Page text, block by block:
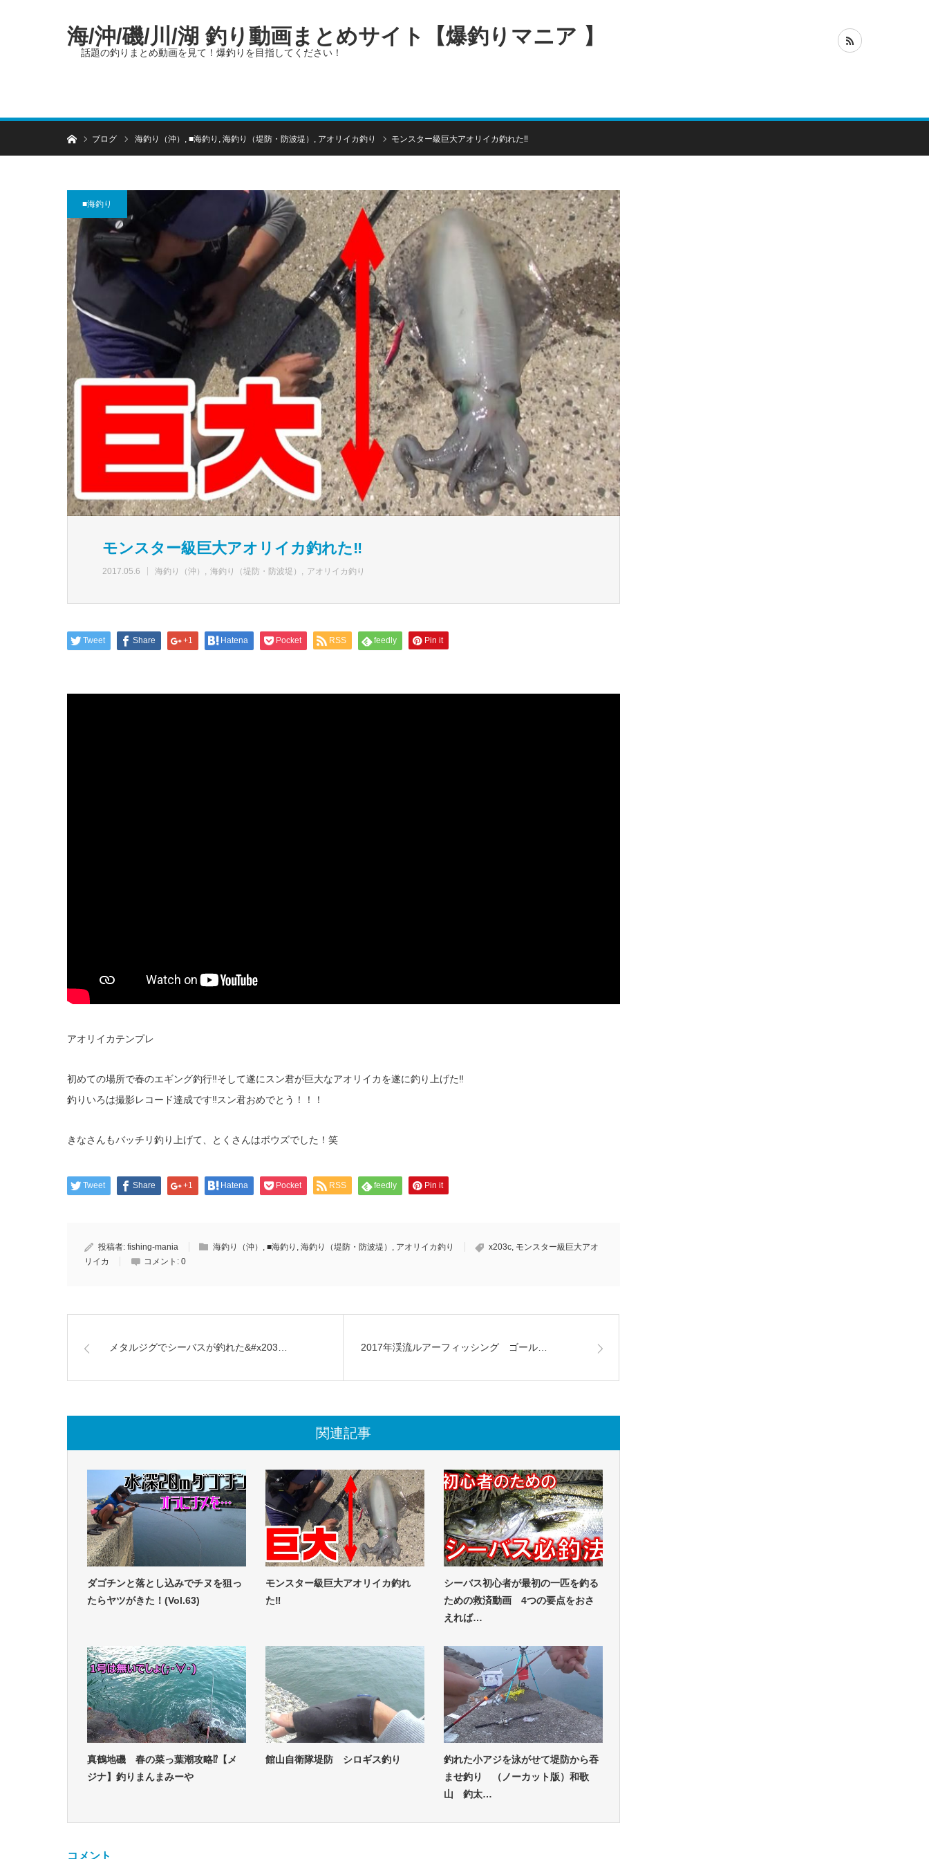
海/沖/磯/川/湖 釣り動画まとめサイト【爆釣りマニア 】
話題の釣りまとめ動画を見て！爆釣りを目指してください！
ホームブログ 海釣り（沖） , ■海釣り , 海釣り（堤防・防波堤） , アオリイカ釣り モンスター級巨大アオリイカ釣れた‼
■海釣り
モンスター級巨大アオリイカ釣れた‼
2017.05.6 海釣り（沖） 海釣り（堤防・防波堤） アオリイカ釣り
Tweet Share +1 Hatena Pocket RSS feedly Pin it
アオリイカテンプレ
初めての場所で春のエギング釣行‼そして遂にスン君が巨大なアオリイカを遂に釣り上げた‼
釣りいろは撮影レコード達成です‼スン君おめでとう！！！
きなさんもバッチリ釣り上げて、とくさんはボウズでした！笑
Tweet Share +1 Hatena Pocket RSS feedly Pin it
投稿者: fishing-mania 海釣り（沖） , ■海釣り , 海釣り（堤防・防波堤） , アオリイカ釣り x203c, モンスター級巨大アオ
リイカ
コメント: 0
メタルジグでシーバスが釣れた&#x203… 2017年渓流ルアーフィッシング ゴール…
関連記事
ダゴチンと落とし込みでチヌを狙っ
たらヤツがきた！(Vol.63)
モンスター級巨大アオリイカ釣れ
た‼
シーバス初心者が最初の一匹を釣る
ための救済動画 4つの要点をおさ
えれば…
真鶴地磯 春の菜っ葉潮攻略⁉【メ
ジナ】釣りまんまみーや
館山自衛隊堤防 シロギス釣り
釣れた小アジを泳がせて堤防から吞
ませ釣り （ノーカット版）和歌
山 釣太…
コメント